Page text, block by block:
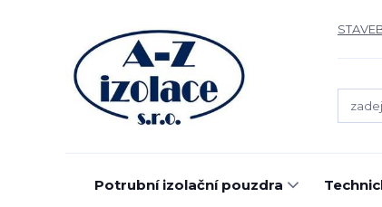
Potrubní izolační pouzdra